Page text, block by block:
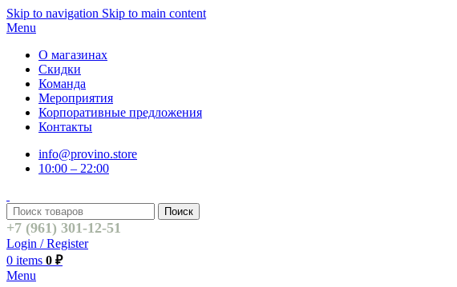
Skip to navigation Skip to main content
Menu
О магазинах
Скидки
Команда
Мероприятия
Корпоративные предложения
Контакты
info@provino.store
10:00 – 22:00
Поиск
+7 (961) 301-12-51
Login / Register
0 items 0 ₽
Menu